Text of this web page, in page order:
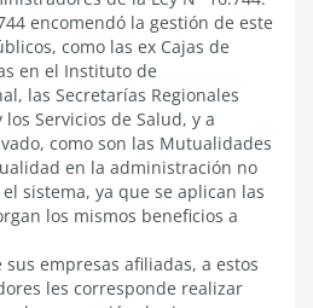
encomendó la gestión de este
como las ex Cajas de
en el Instituto de
las Secretarías Regionales
Servicios de Salud, y a
como son las Mutualidades
en la administración no
sistema, ya que se aplican las
los mismos beneficios a
empresas afiliadas, a estos
les corresponde realizar